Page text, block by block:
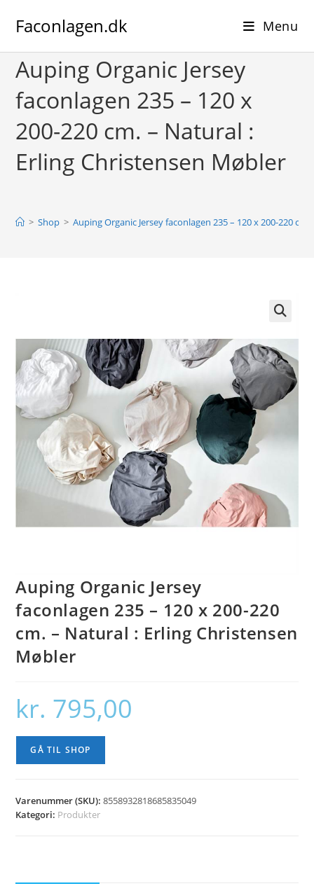
Faconlagen.dk Menu
Auping Organic Jersey
faconlagen 235 – 120 x
200-220 cm. – Natural :
Erling Christensen Møbler
> Shop > Auping Organic Jersey faconlagen 235 – 120 x 200-220
Auping Organic Jersey
faconlagen 235 – 120 x 200-220
cm. – Natural : Erling Christensen
Møbler
kr. 795,00
GÅ TIL SHOP
Varenummer (SKU):8558932818685835049
Kategori: Produkter